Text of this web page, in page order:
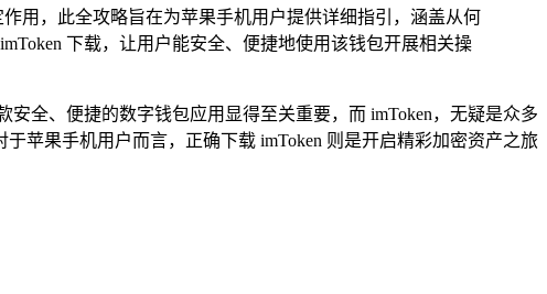
用，此全攻略旨在为苹果手机用户提供详细指引，涵盖从何
下载，让用户能安全、便捷地使用该钱包开展相关操
全、便捷的数字钱包应用显得至关重要，而 imToken，无疑是众多
苹果手机用户而言，正确下载 imToken 则是开启精彩加密资产之旅